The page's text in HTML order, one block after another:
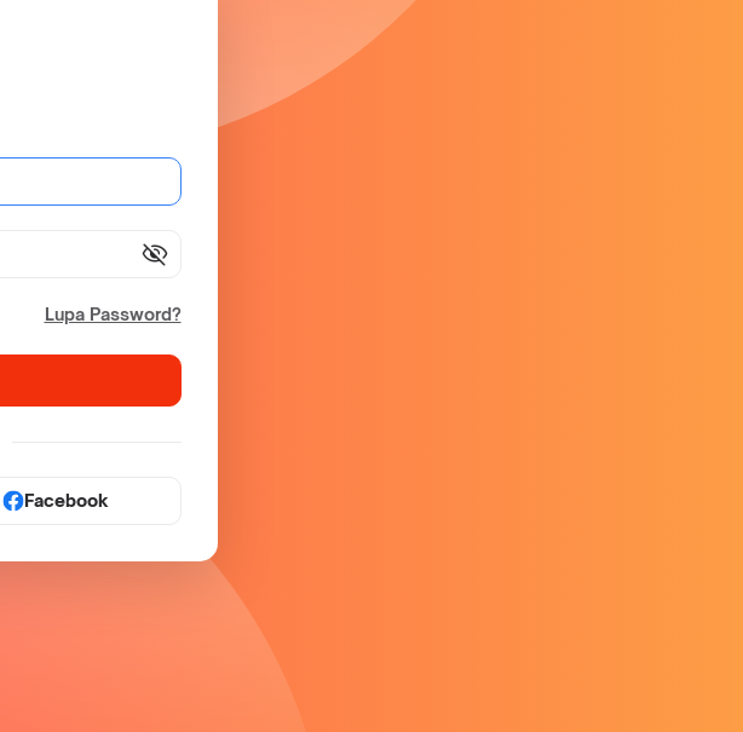
visibility_off
Lupa Password?
Facebook